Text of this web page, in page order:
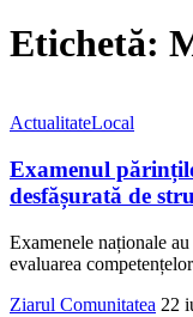
Etichetă:
ActualitateLocal
Examenul
desfășurată de
Examenele naționale
evaluarea competențelor
Ziarul Comunitatea 22